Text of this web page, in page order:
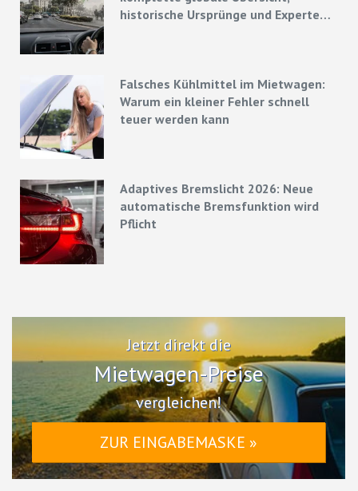
historische Ursprünge und Experten-
Falsches Kühlmittel im Mietwagen:
Warum ein kleiner Fehler schnell
teuer werden kann
Adaptives Bremslicht 2026: Neue
automatische Bremsfunktion wird
Pflicht
Jetzt direkt die
Mietwagen-Preise
vergleichen!
ZUR EINGABEMASKE »